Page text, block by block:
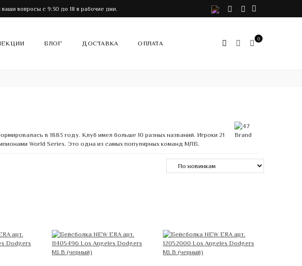
вопросы с 9:30 до 18 в рабочие дни. VK Telegram
БЛОГ ДОСТАВКА ОПЛАТА
0
в 1883 году. Клуб имел больше 10 разных названий. Игроки 21
World Series. Это одна из самых популярных команд МЛБ.